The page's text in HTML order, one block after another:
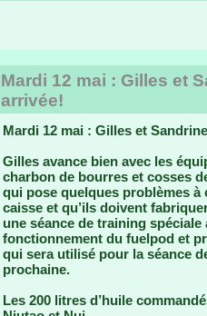
Mardi 12 mai : Gilles et
arrivée!
Mardi 12 mai : Gilles et
Gilles avance bien avec les
charbon de bourres et cosses
qui pose quelques problèmes
caisse et qu’ils doivent
une séance de training
fonctionnement du fuelpod et
qui sera utilisé pour la séance
prochaine.
Les 200 litres d’huile